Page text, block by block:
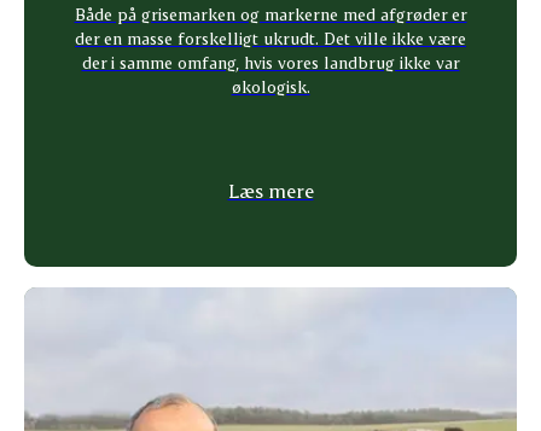
Både på grisemarken og markerne med afgrøder er
der en masse forskelligt ukrudt. Det ville ikke være
der i samme omfang, hvis vores landbrug ikke var
økologisk.
Læs mere